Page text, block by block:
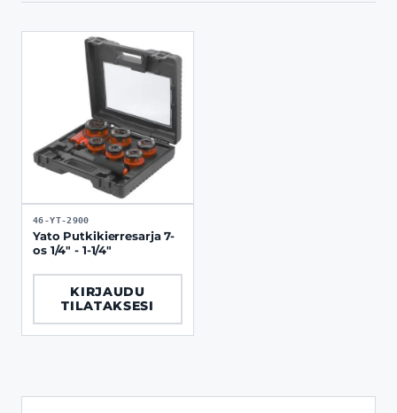
46-YT-2900
Yato Putkikierresarja 7-
os 1/4" - 1-1/4"
KIRJAUDU
TILATAKSESI